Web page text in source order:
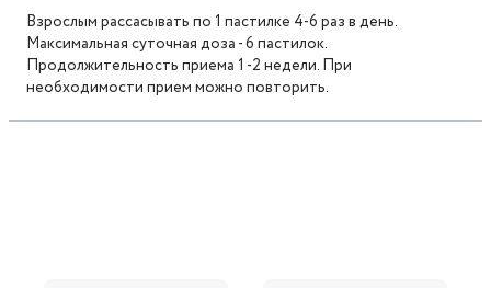
Взрослым рассасывать по 1 пастилке 4-6 раз в день.
Максимальная суточная доза - 6 пастилок.
Продолжительность приема 1 -2 недели. При
необходимости прием можно повторить.